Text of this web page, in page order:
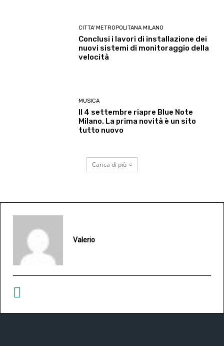
CITTA' METROPOLITANA MILANO
Conclusi i lavori di installazione dei
nuovi sistemi di monitoraggio della
velocità
MUSICA
Il 4 settembre riapre Blue Note
Milano. La prima novità è un sito
tutto nuovo
Carica di più
Valerio